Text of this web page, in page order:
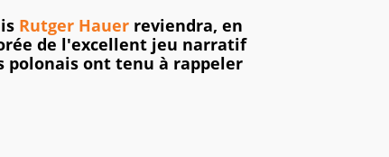
Rutger Hauer reviendra, en
de l'excellent jeu narratif
polonais ont tenu à rappeler